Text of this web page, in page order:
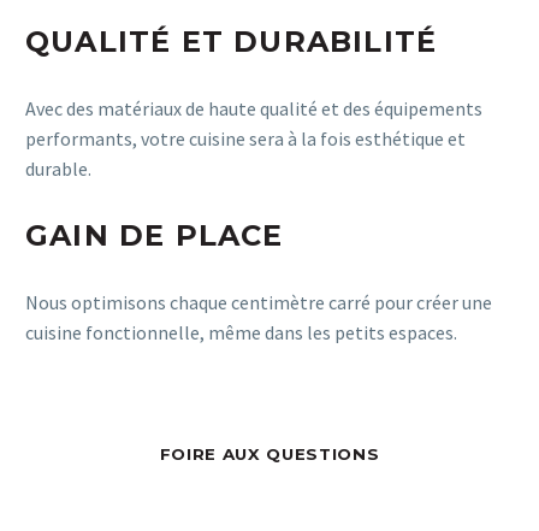
QUALITÉ ET DURABILITÉ
Avec des matériaux de haute qualité et des équipements
performants, votre cuisine sera à la fois esthétique et
durable.
GAIN DE PLACE
Nous optimisons chaque centimètre carré pour créer une
cuisine fonctionnelle, même dans les petits espaces.
FOIRE AUX QUESTIONS